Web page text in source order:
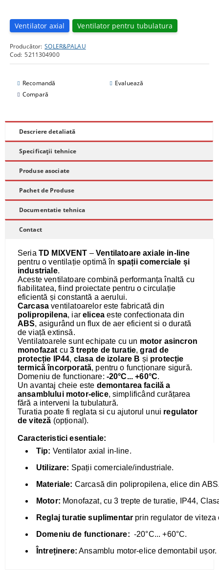
Ventilator axial Ventilator pentru tubulatura
Producător: SOLER&PALAU
Cod: 5211304900
Recomandă
Evaluează
Compară
Descriere detaliată
Specificații tehnice
Produse asociate
Pachet de Produse
Documentatie tehnica
Contact
Seria TD MIXVENT –Ventilatoare axiale in-line
pentru o ventilație optimă în spații comerciale și
industriale.
Aceste ventilatoare combină performanța înaltă cu
fiabilitatea, fiind proiectate pentru o circulație
eficientă și constantă a aerului.
Carcasa ventilatoarelor este fabricată din
polipropilena, iarelicea este confectionata din
ABS, asigurând un flux de aer eficient si o durată
de viață extinsă.
Ventilatoarele sunt echipate cu un motor asincron
monofazat cu3 trepte de turatie,grad de
protecție IP44, clasa de izolare B și protecție
termică încorporată, pentru o funcționare sigură.
Domeniu de functionare: -20°C... +60°C.
Un avantaj cheie este demontarea facilă a
ansamblului motor-elice, simplificând curățarea
fără a interveni la tubulatură.
Turatia poate fi reglata si cu ajutorul unui regulator
de viteză (opțional).
Caracteristici esentiale:
Tip: Ventilator axial in-line.
Utilizare: Spații comerciale/industriale.
Materiale: Carcasă din polipropilena, elice din
Motor: Monofazat, cu 3 trepte de turatie, IP44,
Reglaj turatie suplimentar prin regulator de viteza
Domeniu de functionare: -20°C... +60°C.
Întreținere: Ansamblu motor-elice demontabil ușor.